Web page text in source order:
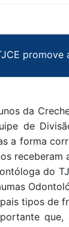
promove
da
de
a forma
do
tipos de